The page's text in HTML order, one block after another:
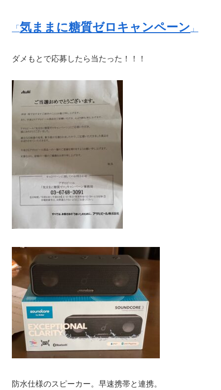
「 気ままに糖質ゼロキャンペーン 」
ダメもとで応募したら当たった！！！
防水仕様のスピーカー。早速携帯と連携。